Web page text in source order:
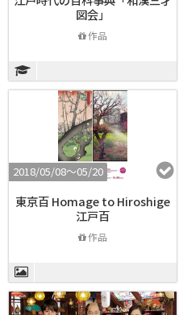
図会」
作品
2018/05/08〜05/20
東京百 Homage to Hiroshige
江戸百
作品